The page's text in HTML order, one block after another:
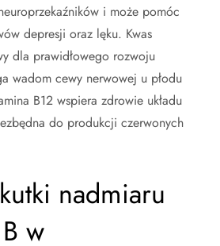
i może pomóc
depresji oraz lęku. Kwas
dla prawidłowego rozwoju
wadom cewy nerwowej u płodu
B12 wspiera zdrowie układu
do produkcji czerwonych
nadmiaru
w